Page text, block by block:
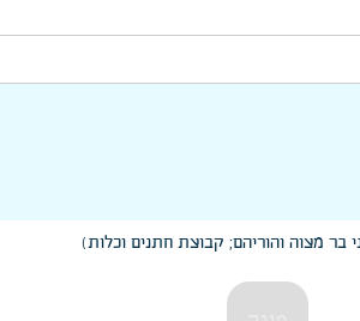
זקנים" ו"חכמות נשים"
מצוה והוריהם; קבוצת חתנים וכלות)
ברחבי תבל
מצוה והוריהם; קבוצת חתנים וכלות)